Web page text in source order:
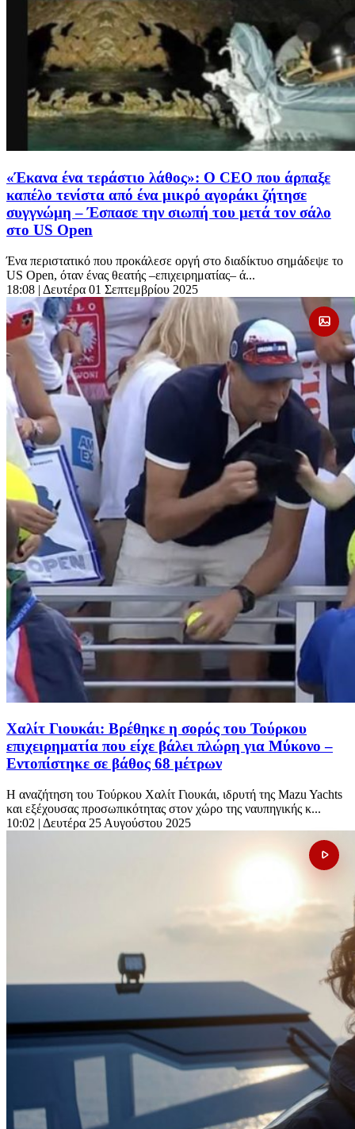
«Έκανα ένα τεράστιο λάθος»: Ο CEO που άρπαξε
καπέλο τενίστα από ένα μικρό αγοράκι ζήτησε
συγγνώμη – Έσπασε την σιωπή του μετά τον σάλο
στο US Open
Ένα περιστατικό που προκάλεσε οργή στο διαδίκτυο σημάδεψε το
US Open, όταν ένας θεατής –επιχειρηματίας– ά...
18:08 | Δευτέρα 01 Σεπτεμβρίου 2025
Χαλίτ Γιουκάι: Βρέθηκε η σορός του Τούρκου
επιχειρηματία που είχε βάλει πλώρη για Μύκονο –
Εντοπίστηκε σε βάθος 68 μέτρων
Η αναζήτηση του Τούρκου Χαλίτ Γιουκάι, ιδρυτή της Mazu Yachts
και εξέχουσας προσωπικότητας στον χώρο της ναυπηγικής κ...
10:02 | Δευτέρα 25 Αυγούστου 2025